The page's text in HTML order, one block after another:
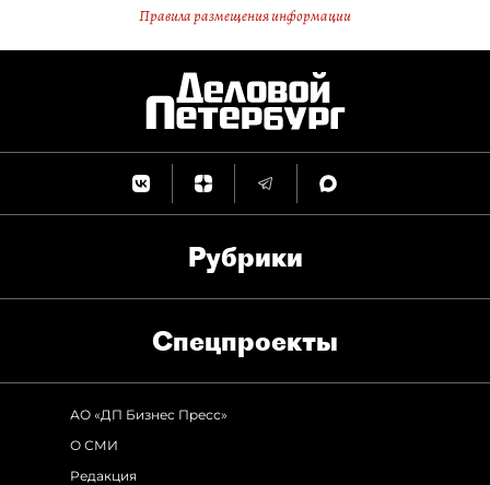
Правила размещения информации
Рубрики
Спец­проекты
АО «ДП Бизнес Пресс»
О СМИ
Редакция